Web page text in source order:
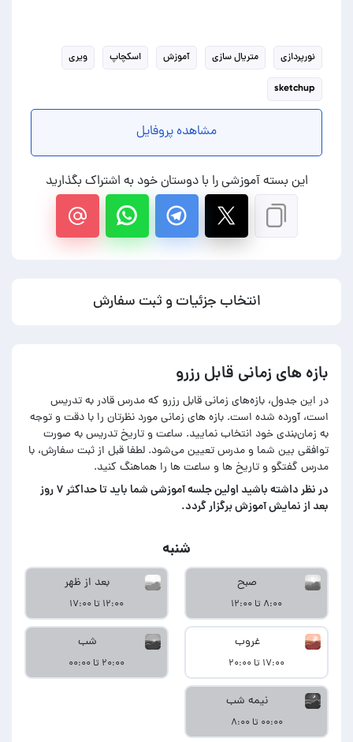
نورپردازی متریال سازی آموزش اسکچاپ ویری
sketchup
مشاهده پروفایل
این بسته آموزشی را با دوستان خود به اشتراک بگذارید
انتخاب جزئیات و ثبت سفارش
بازه های زمانی قابل رزرو
در این جدول، بازه‌های زمانی قابل رزرو که مدرس قادر به تدریس
است، آورده شده است. بازه های زمانی مورد نظرتان را با دقت و توجه
به زمان‌بندی خود انتخاب نمایید. ساعت و تاریخ تدریس به صورت
توافقی بین شما و مدرس تعیین می‌شود. لطفا قبل از ثبت سفارش، با
مدرس گفتگو و تاریخ ها و ساعت ها را هماهنگ کنید.
در‌ نظر داشته باشید اولین جلسه آموزشی شما باید تا حداکثر ۷ روز
بعد از نمایش آموزش برگزار گردد.
شنبه
صبح
۸:۰۰ تا ۱۲:۰۰
بعد از ظهر
۱۲:۰۰ تا ۱۷:۰۰
غروب
۱۷:۰۰ تا ۲۰:۰۰
شب
۲۰:۰۰ تا ۰۰:۰۰
نیمه شب
۰۰:۰۰ تا ۸:۰۰